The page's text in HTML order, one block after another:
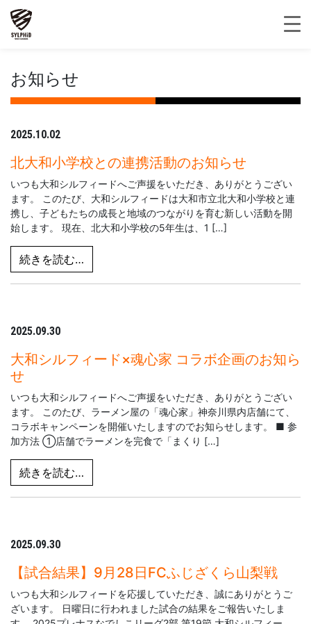
お知らせ
2025.10.02
北大和小学校との連携活動のお知らせ
いつも大和シルフィードへご声援をいただき、ありがとうござい
ます。 このたび、大和シルフィードは大和市立北大和小学校と連
携し、子どもたちの成長と地域のつながりを育む新しい活動を開
始します。 現在、北大和小学校の5年生は、1 […]
続きを読む…
2025.09.30
大和シルフィード×魂心家 コラボ企画のお知ら
せ
いつも大和シルフィードへご声援をいただき、ありがとうござい
ます。 このたび、ラーメン屋の「魂心家」神奈川県内店舗にて、
コラボキャンペーンを開催いたしますのでお知らせします。 ■ 参
加方法 ①店舗でラーメンを完食で「まくり […]
続きを読む…
2025.09.30
【試合結果】9月28日FCふじざくら山梨戦
いつも大和シルフィードを応援していただき、誠にありがとうご
ざいます。 日曜日に行われました試合の結果をご報告いたしま